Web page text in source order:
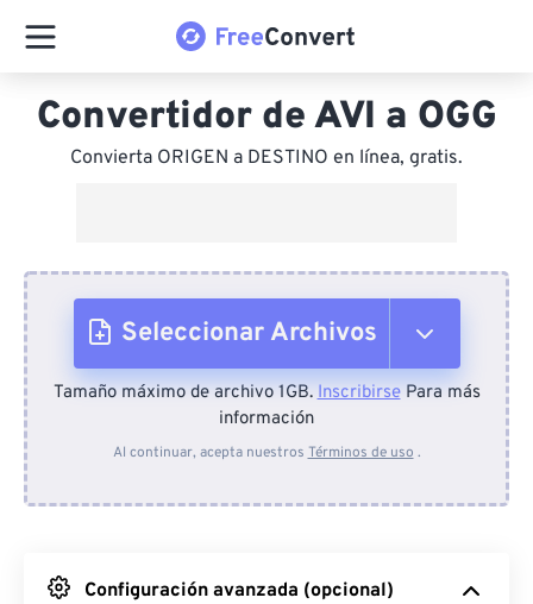
Convertidor de AVI a OGG
Convierta ORIGEN a DESTINO en línea, gratis.
Seleccionar Archivos
Desde el dispositivo
Desde Google Drive
Tamaño máximo de archivo 1GB.InscribirsePara más
información
Al continuar, acepta nuestros Términos de uso .
Configuración avanzada (opcional)